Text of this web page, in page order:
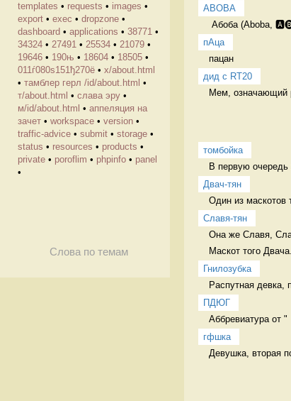
templates • requests • images •
export • exec • dropzone •
dashboard • applications • 38771 •
34324 • 27491 • 25534 • 21079 •
19646 • 190њ • 18604 • 18505 •
011ѓ080ѕ151ђ270ё • х/about.html
• тамблер герл /id/about.html •
т/about.html • слава эру •
м/id/about.html • аппеляция на
зачет • workspace • version •
traffic-advice • submit • storage •
status • resources • products •
private • poroflim • phpinfo • panel
•
Слова по темам
ABOBA
Абоба (Aboba,
пАца
пацан
дид с RT20
Мем, означающий
томбойка
В первую очередь
Двач-тян
Один из маскотов
Славя-тян
Она же Славя,
Маскот того
Гнилозубка
Распутная девка,
ПДЮГ
Аббревиатура от "
гфшка
Девушка, вторая